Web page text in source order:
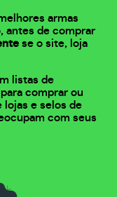
armas
antes de comprar
se o site, loja
listas de
comprar ou
lojas e selos de
com seus